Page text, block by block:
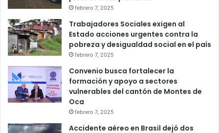
febrero 7, 2025
Trabajadores Sociales exigen al
Estado acciones urgentes contra la
pobreza y desigualdad social en el país
febrero 7, 2025
Convenio busca fortalecer la
formación y apoyo a sectores
vulnerables del cantón de Montes de
Oca
febrero 7, 2025
Accidente aéreo en Brasil dejó dos